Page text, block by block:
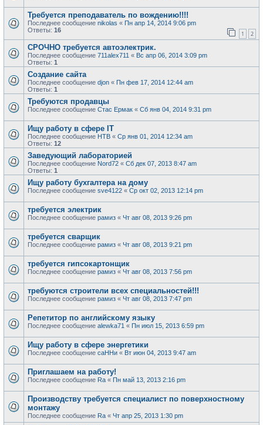
Требуется преподаватель по вождению!!!!
Последнее сообщение nikolas « Пн апр 14, 2014 9:06 pm
Ответы: 16 1 2
СРОЧНО требуется автоэлектрик.
Последнее сообщение 711alex711 « Вс апр 06, 2014 3:09 pm
Ответы: 1
Создание сайта
Последнее сообщение djon « Пн фев 17, 2014 12:44 am
Ответы: 1
Требуются продавцы
Последнее сообщение Стас Ермак « Сб янв 04, 2014 9:31 pm
Ищу работу в сфере IT
Последнее сообщение НТВ « Ср янв 01, 2014 12:34 am
Ответы: 12
Заведующий лабораторией
Последнее сообщение Nord72 « Сб дек 07, 2013 8:47 am
Ответы: 1
Ищу работу бухгалтера на дому
Последнее сообщение sve4122 « Ср окт 02, 2013 12:14 pm
требуется электрик
Последнее сообщение рамиз « Чт авг 08, 2013 9:26 pm
требуется сварщик
Последнее сообщение рамиз « Чт авг 08, 2013 9:21 pm
требуется гипсокартонщик
Последнее сообщение рамиз « Чт авг 08, 2013 7:56 pm
требуются строители всех специальностей!!!
Последнее сообщение рамиз « Чт авг 08, 2013 7:47 pm
Репетитор по английскому языку
Последнее сообщение alewka71 « Пн июл 15, 2013 6:59 pm
Ищу работу в сфере энергетики
Последнее сообщение саННи « Вт июн 04, 2013 9:47 am
Приглашаем на работу!
Последнее сообщение Ra « Пн май 13, 2013 2:16 pm
Производству требуется специалист по поверхностному
монтажу
Последнее сообщение Ra « Чт апр 25, 2013 1:30 pm